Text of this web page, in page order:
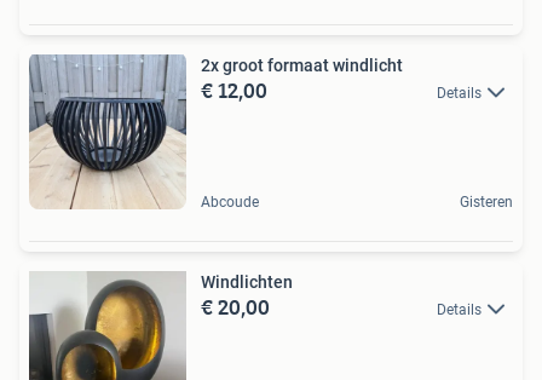
2x groot formaat windlicht
€ 12,00 Details
Abcoude Gisteren
Windlichten
€ 20,00 Details